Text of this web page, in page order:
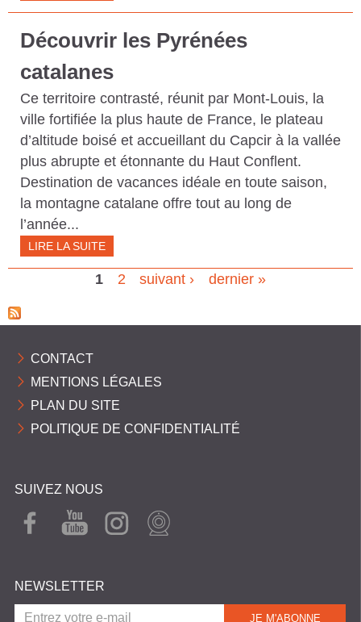
Découvrir les Pyrénées
catalanes
Ce territoire contrasté, réunit par Mont-Louis, la
ville fortifiée la plus haute de France, le plateau
d’altitude boisé et accueillant du Capcir à la vallée
plus abrupte et étonnante du Haut Conflent.
Destination de vacances idéale en toute saison,
la montagne catalane offre tout au long de
l’année...
LIRE LA SUITE
a
g
e
s
1 2 suivant › dernier »
CONTACT
MENTIONS LÉGALES
PLAN DU SITE
POLITIQUE DE CONFIDENTIALITÉ
SUIVEZ NOUS
FAC
EBO
YOU
TUB
INST
AGR
WEB
CAM
NEWSLETTER